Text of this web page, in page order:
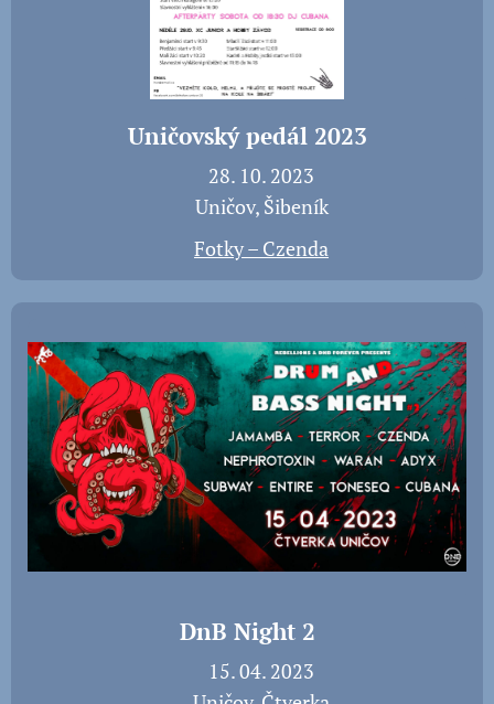
Uničovský pedál 2023
📅 28. 10. 2023
📍 Uničov, Šibeník
Fotky – Czenda
DnB Night 2
📅 15. 04. 2023